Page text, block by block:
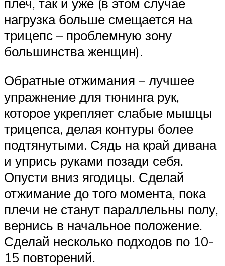
нагрузка больше смещается на
трицепс – проблемную зону
большинства женщин).
Обратные отжимания – лучшее
упражнение для тюнинга рук,
которое укрепляет слабые мышцы
трицепса, делая контуры более
подтянутыми. Сядь на край дивана
и упрись руками позади себя.
Опусти вниз ягодицы. Сделай
отжимание до того момента, пока
плечи не станут параллельны полу,
вернись в начальное положение.
Сделай несколько подходов по 10-
15 повторений.